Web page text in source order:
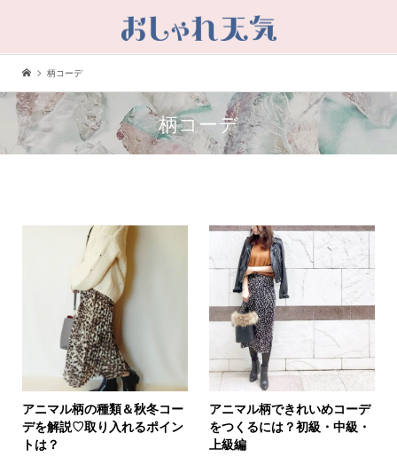
柄コーデ
柄コーデ
アニマル柄の種類＆秋冬コー
デを解説♡取り入れるポイン
トは？
アニマル柄できれいめコーデ
をつくるには？初級・中級・
上級編